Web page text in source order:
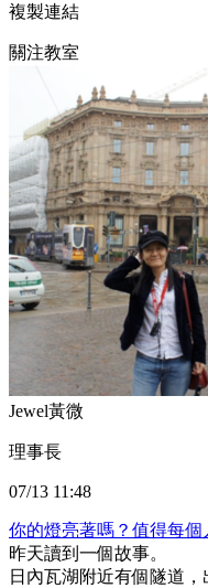
複製連結
關注教室
Jewel黃微
理事長
07/13 11:48
你的燈亮著嗎？值得每
昨天讀到一個故事。
日內瓦湖附近有個隧道